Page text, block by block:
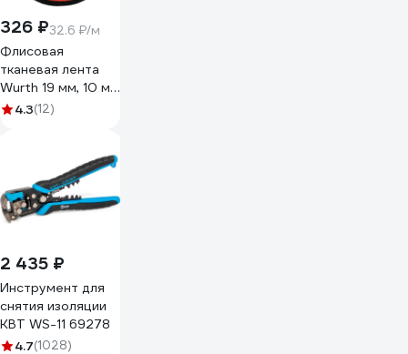
326 ₽32.6 ₽/м
Флисовая
тканевая лента
Wurth 19 мм, 10 м
5997719615090 1
4.3(12)
2 435 ₽
Инструмент для
снятия изоляции
КВТ WS-11 69278
4.7(1028)